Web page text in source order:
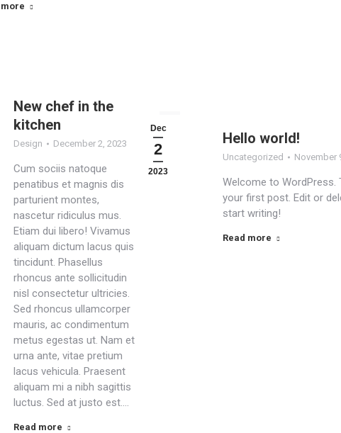
more
Dec
2
2023
New chef in the
kitchen
Design December 2, 2023
Cum sociis natoque
penatibus et magnis dis
parturient montes,
nascetur ridiculus mus.
Etiam dui libero! Vivamus
aliquam dictum lacus quis
tincidunt. Phasellus
rhoncus ante sollicitudin
nisl consectetur ultricies.
Sed rhoncus ullamcorper
mauris, ac condimentum
metus egestas ut. Nam et
urna ante, vitae pretium
lacus vehicula. Praesent
aliquam mi a nibh sagittis
luctus. Sed at justo est.…
Read more
Hello world!
Uncategorized November
Welcome to WordPress.
your first post. Edit or
start writing!
Read more